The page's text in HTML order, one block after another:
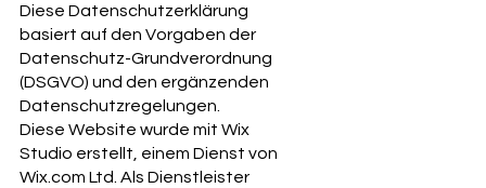
Diese Datenschutzerklärung
basiert auf den Vorgaben der
Datenschutz-Grundverordnung
(DSGVO) und den ergänzenden
Datenschutzregelungen.
Diese Website wurde mit Wix
Studio erstellt, einem Dienst von
Wix.com Ltd. Als Dienstleister